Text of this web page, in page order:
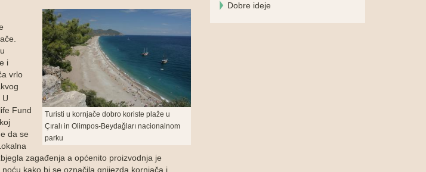
Turisti u kornjače dobro koriste plaže u
Çıralı in Olimpos-Beydağları nacionalnom
parku
i
vrlo
U
Fund
da se
zagađenja a općenito proizvodnja je
kako bi se označila gnijezda kornjača i
Dobre ideje